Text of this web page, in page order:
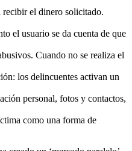
recibir el dinero solicitado.
el usuario se da cuenta de que
Cuando no se realiza el
los delincuentes activan un
personal, fotos y contactos,
como una forma de